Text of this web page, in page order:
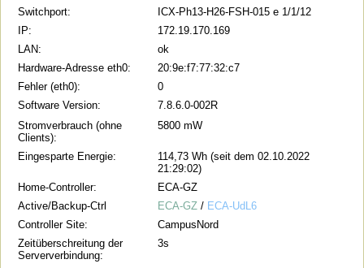
Switchport:
ICX-Ph13-H26-FSH-015 e 1/1/12
IP:
172.19.170.169
LAN:
ok
Hardware-Adresse eth0:
20:9e:f7:77:32:c7
Fehler (eth0):
0
Software Version:
7.8.6.0-002R
Stromverbrauch (ohne
Clients):
5800 mW
Eingesparte Energie:
114,73 Wh (seit dem 02.10.2022
21:29:02)
Home-Controller:
ECA-GZ
Active/Backup-Ctrl
ECA-GZ / ECA-UdL6
Controller Site:
CampusNord
Zeitüberschreitung der
Serververbindung:
3s